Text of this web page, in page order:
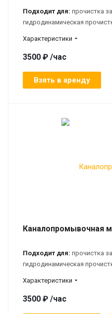
Подходит для: прочистка
гидродинамическая
Характеристики
3500 ₽ /час
Взять в аренду
Каналопромывочная
Подходит для: прочистка
гидродинамическая
Характеристики
3500 ₽ /час